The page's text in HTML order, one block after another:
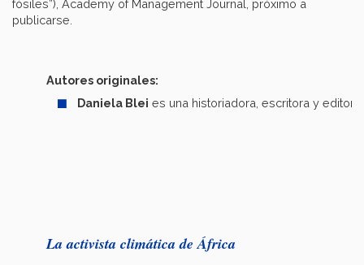
fósiles”), Academy of Management Journal, próximo a
publicarse.
Autores originales:
Daniela Blei es una historiadora, escritora y
La activista climática de África